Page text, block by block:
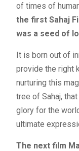
of times of
the first Sahaj
was a seed of
It is born out of
provide the right
nurturing this
tree of Sahaj,
glory for the
ultimate
The next film